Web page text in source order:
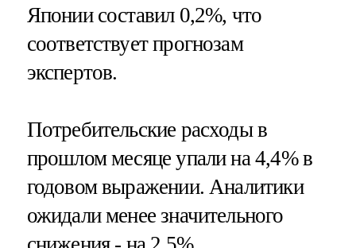
Японии составил 0,2%, что
соответствует прогнозам
экспертов.
Потребительские расходы в
прошлом месяце упали на 4,4% в
годовом выражении. Аналитики
ожидали менее значительного